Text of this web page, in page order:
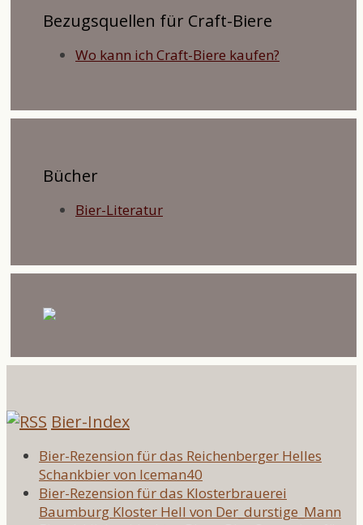
Bezugsquellen für Craft-Biere
Wo kann ich Craft-Biere kaufen?
Bücher
Bier-Literatur
Bier-Index
Bier-Rezension für das Reichenberger Helles
Schankbier von Iceman40
Bier-Rezension für das Klosterbrauerei
Baumburg Kloster Hell von Der_durstige_Mann